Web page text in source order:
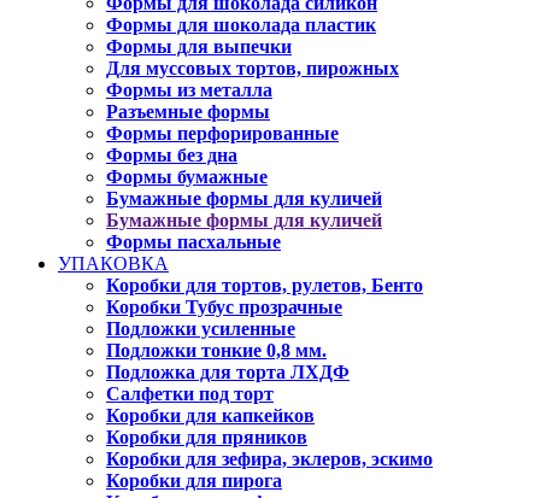
Формы для шоколада пластик
Формы для выпечки
Для муссовых тортов, пирожных
Формы из металла
Разъемные формы
Формы перфорированные
Формы без дна
Формы бумажные
Бумажные формы для куличей
Бумажные формы для куличей
Формы пасхальные
УПАКОВКА
Коробки для тортов, рулетов, Бенто
Коробки Тубус прозрачные
Подложки усиленные
Подложки тонкие 0,8 мм.
Подложка для торта ЛХДФ
Салфетки под торт
Коробки для капкейков
Коробки для пряников
Коробки для зефира, эклеров, эскимо
Коробки для пирога